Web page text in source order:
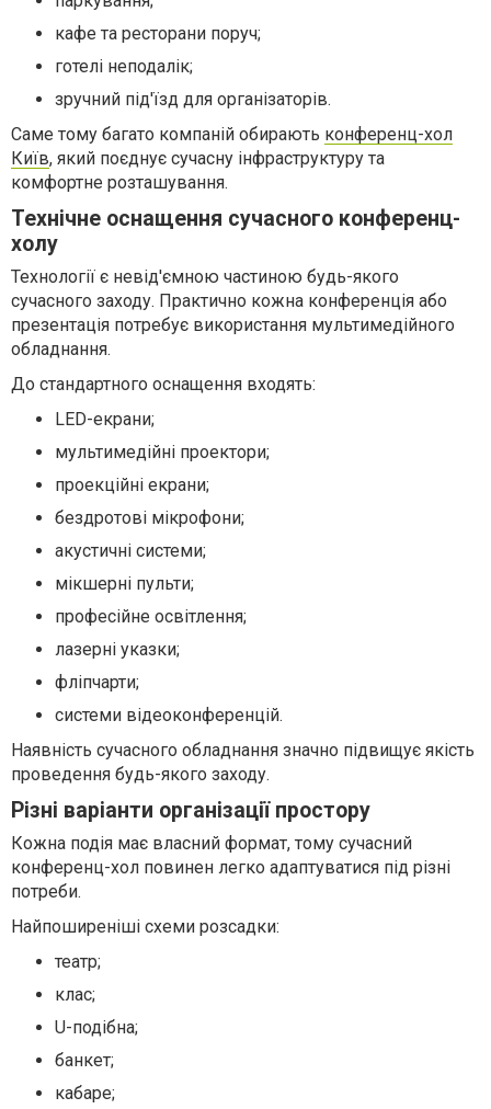
кафе та ресторани поруч;
готелі неподалік;
зручний під'їзд для організаторів.
Саме тому багато компаній обирають конференц-хол
Київ, який поєднує сучасну інфраструктуру та
комфортне розташування.
Технічне оснащення сучасного конференц-
холу
Технології є невід'ємною частиною будь-якого
сучасного заходу. Практично кожна конференція або
презентація потребує використання мультимедійного
обладнання.
До стандартного оснащення входять:
LED-екрани;
мультимедійні проектори;
проекційні екрани;
бездротові мікрофони;
акустичні системи;
мікшерні пульти;
професійне освітлення;
лазерні указки;
фліпчарти;
системи відеоконференцій.
Наявність сучасного обладнання значно підвищує якість
проведення будь-якого заходу.
Різні варіанти організації простору
Кожна подія має власний формат, тому сучасний
конференц-хол повинен легко адаптуватися під різні
потреби.
Найпоширеніші схеми розсадки:
театр;
клас;
U-подібна;
банкет;
кабаре;